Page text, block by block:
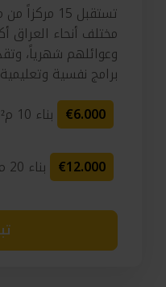
تستقبل 15
وعوائلهم شهرياً،
برامج نفسية
€6.000 بناء 10 م² من مركز جديد
€12.000 بناء 20 م²